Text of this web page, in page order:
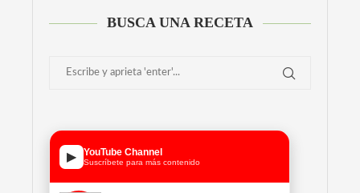
BUSCA UNA RECETA
▶ YouTube Channel
Suscríbete para más contenido